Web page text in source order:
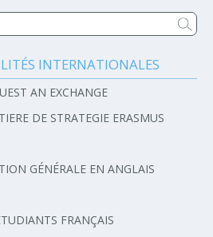
INTERNATIONALES
AN EXCHANGE
DE STRATEGIE ERASMUS
GÉNÉRALE EN ANGLAIS
FRANÇAIS